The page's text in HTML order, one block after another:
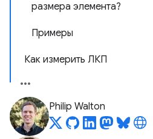
размера элемента?
Примеры
Как измерить ЛКП
Philip Walton